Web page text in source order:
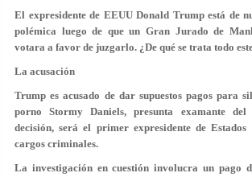
El expresidente de EEUU Donald Trump está de
polémica luego de que un Gran Jurado de
votara a favor de juzgarlo. ¿De qué se trata todo
La acusación
Trump es acusado de dar supuestos pagos para
porno Stormy Daniels, presunta examante del
decisión, será el primer expresidente de
cargos criminales.
La investigación en cuestión involucra un pago